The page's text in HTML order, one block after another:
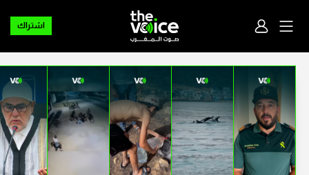
اشتراك